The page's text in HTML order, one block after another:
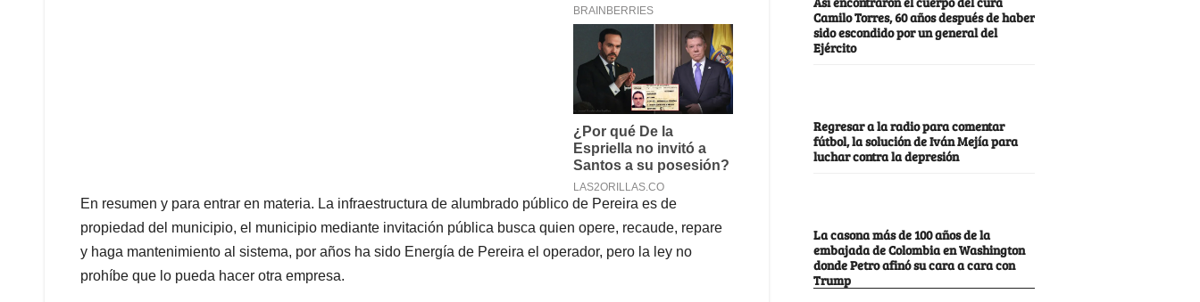
En resumen y para entrar en materia. La infraestructura de alumbrado público de Pereira es de
propiedad del municipio, el municipio mediante invitación pública busca quien opere, recaude, repare
y haga mantenimiento al sistema, por años ha sido Energía de Pereira el operador, pero la ley no
prohíbe que lo pueda hacer otra empresa.
Camilo Torres, 60 años después de haber
sido escondido por un general del
Ejército
Regresar a la radio para comentar
fútbol, la solución de Iván Mejía para
luchar contra la depresión
La casona más de 100 años de la
embajada de Colombia en Washington
donde Petro afinó su cara a cara con
Trump